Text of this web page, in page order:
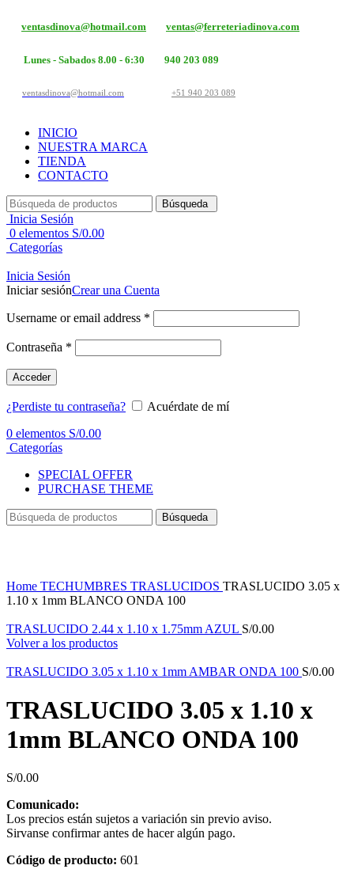
ventasdinova@hotmail.com ventas@ferreteriadinova.com
Lunes - Sabados 8.00 - 6:30 940 203 089
ventasdinova@hotmail.com +51 940 203 089
INICIO
NUESTRA MARCA
TIENDA
CONTACTO
Búsqueda
Inicia Sesión
0 elementos S/0.00
Categorías
Inicia Sesión
Iniciar sesiónCrear una Cuenta
Username or email address *
Contraseña *
Acceder
¿Perdiste tu contraseña?
Acuérdate de mí
0 elementos S/0.00
Categorías
SPECIAL OFFER
PURCHASE THEME
Búsqueda
Home TECHUMBRES TRASLUCIDOS TRASLUCIDO 3.05 x
1.10 x 1mm BLANCO ONDA 100
TRASLUCIDO 2.44 x 1.10 x 1.75mm AZUL S/0.00
Volver a los productos
TRASLUCIDO 3.05 x 1.10 x 1mm AMBAR ONDA 100 S/0.00
TRASLUCIDO 3.05 x 1.10 x
1mm BLANCO ONDA 100
S/0.00
Comunicado:
Los precios están sujetos a variación sin previo aviso.
Sirvanse confirmar antes de hacer algún pago.
Código de producto: 601